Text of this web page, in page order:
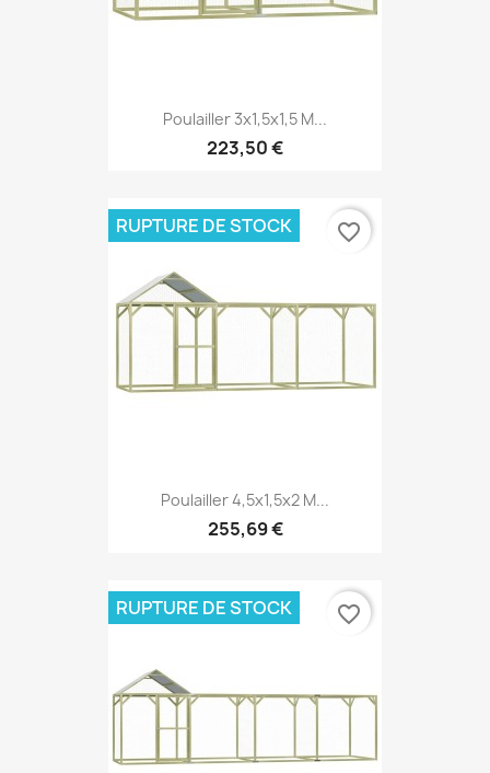
Poulailler 3x1,5x1,5 M...
223,50 €
Poulailler 4,5x1,5x2 M...
255,69 €
RUPTURE DE STOCK favorite_border
RUPTURE DE STOCK favorite_border